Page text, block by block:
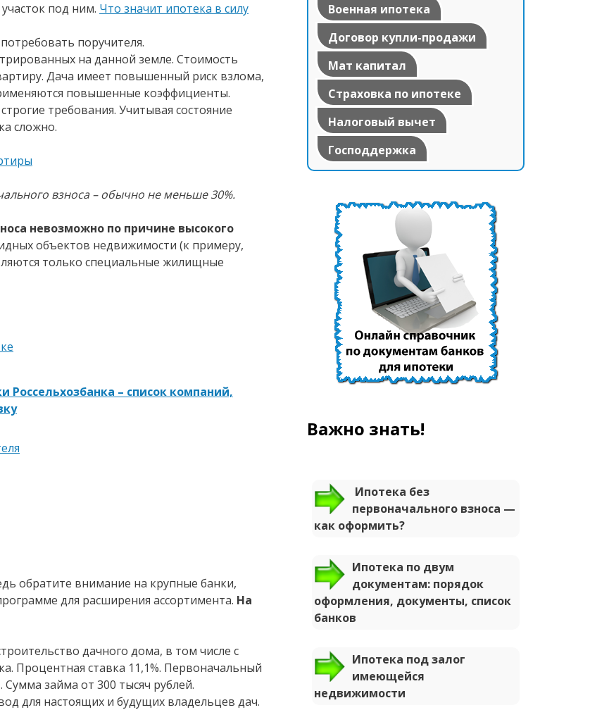
под ним. Что значит ипотека в силу
поручителя.
на данной земле. Стоимость
Дача имеет повышенный риск взлома,
повышенные коэффициенты.
требования. Учитывая состояние
сложно.
взноса – обычно не меньше 30%.
невозможно по причине высокого
объектов недвижимости (к примеру,
только специальные жилищные
Россельхозбанка – список компаний,
обратите внимание на крупные банки,
для расширения ассортимента. На
дачного дома, в том числе с
Процентная ставка 11,1%. Первоначальный
Сумма займа от 300 тысяч рублей.
для настоящих и будущих владельцев дач.
Военная ипотека
Договор купли-продажи
Мат капитал
Страховка по ипотеке
Налоговый вычет
Господдержка
Важно знать!
Ипотека без
первоначального взноса —
как оформить?
Ипотека по двум
документам: порядок
оформления, документы, список
банков
Ипотека под залог
имеющейся
недвижимости